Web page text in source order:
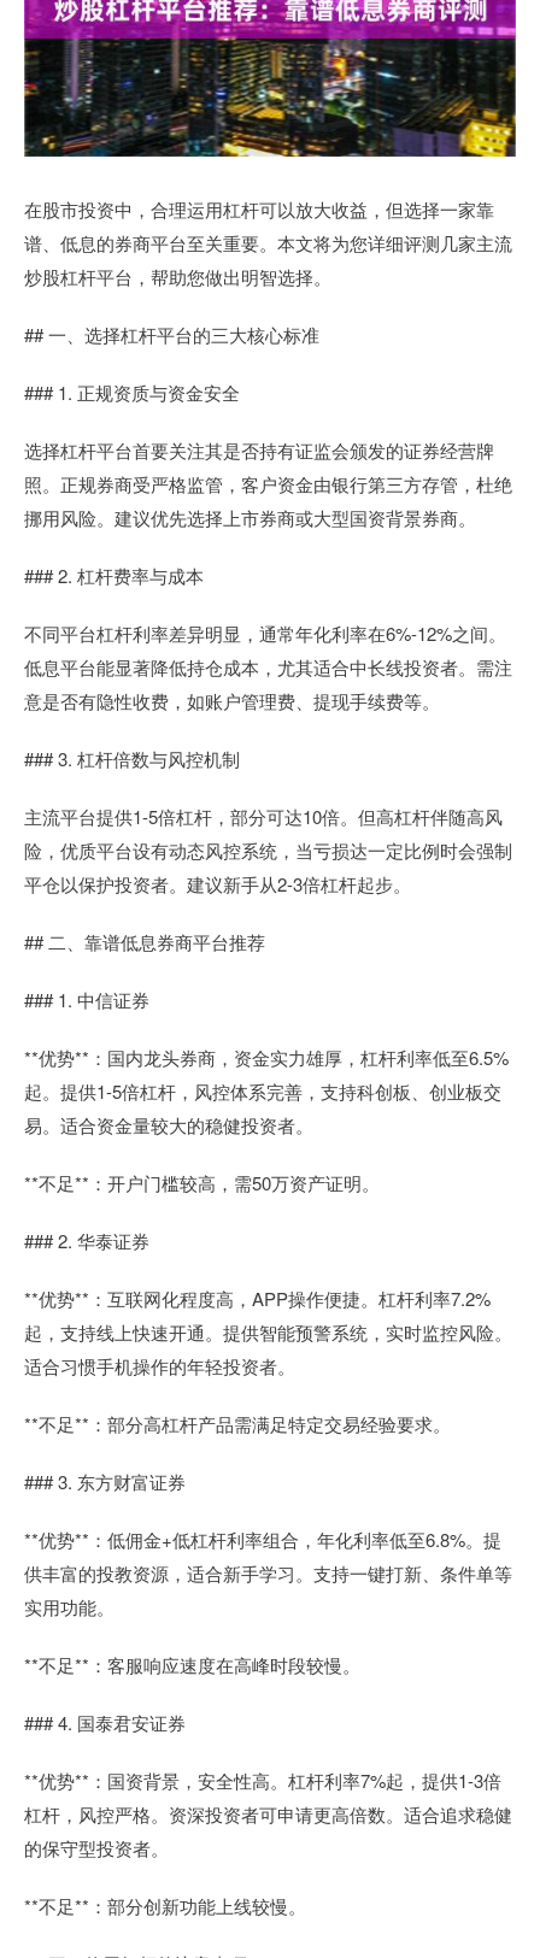
在股市投资中，合理运用杠杆可以放大收益，但选择一家靠
谱、低息的券商平台至关重要。本文将为您详细评测几家主流
炒股杠杆平台，帮助您做出明智选择。
## 一、选择杠杆平台的三大核心标准
### 1. 正规资质与资金安全
选择杠杆平台首要关注其是否持有证监会颁发的证券经营牌
照。正规券商受严格监管，客户资金由银行第三方存管，杜绝
挪用风险。建议优先选择上市券商或大型国资背景券商。
### 2. 杠杆费率与成本
不同平台杠杆利率差异明显，通常年化利率在6%-12%之间。
低息平台能显著降低持仓成本，尤其适合中长线投资者。需注
意是否有隐性收费，如账户管理费、提现手续费等。
### 3. 杠杆倍数与风控机制
主流平台提供1-5倍杠杆，部分可达10倍。但高杠杆伴随高风
险，优质平台设有动态风控系统，当亏损达一定比例时会强制
平仓以保护投资者。建议新手从2-3倍杠杆起步。
## 二、靠谱低息券商平台推荐
### 1. 中信证券
**优势**：国内龙头券商，资金实力雄厚，杠杆利率低至6.5%
起。提供1-5倍杠杆，风控体系完善，支持科创板、创业板交
易。适合资金量较大的稳健投资者。
**不足**：开户门槛较高，需50万资产证明。
### 2. 华泰证券
**优势**：互联网化程度高，APP操作便捷。杠杆利率7.2%
起，支持线上快速开通。提供智能预警系统，实时监控风险。
适合习惯手机操作的年轻投资者。
**不足**：部分高杠杆产品需满足特定交易经验要求。
### 3. 东方财富证券
**优势**：低佣金+低杠杆利率组合，年化利率低至6.8%。提
供丰富的投教资源，适合新手学习。支持一键打新、条件单等
实用功能。
**不足**：客服响应速度在高峰时段较慢。
### 4. 国泰君安证券
**优势**：国资背景，安全性高。杠杆利率7%起，提供1-3倍
杠杆，风控严格。资深投资者可申请更高倍数。适合追求稳健
的保守型投资者。
**不足**：部分创新功能上线较慢。